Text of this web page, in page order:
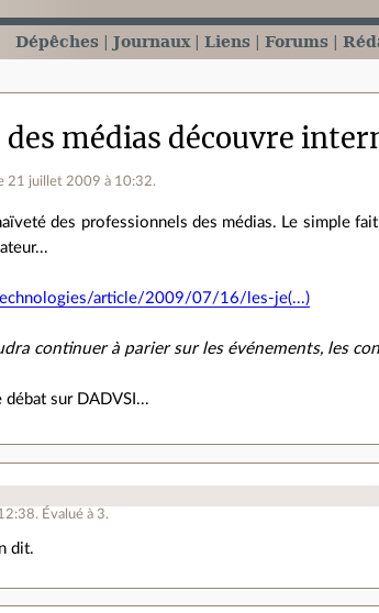
Dépêches Journaux Liens Forums
médias découvre
21 juillet 2009 à 10:32.
des professionnels des médias. Le simple
article/2009/07/16/les-je(...)
continuer à parier sur les événements, les
sur DADVSI...
. Évalué à 3.
dit.